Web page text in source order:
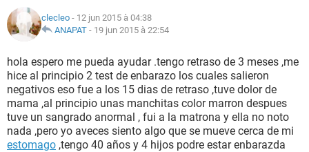
NUTRICIÓN
BIENESTAR
SEXUALIDAD
GLOSARIO
clecleo - 12 jun 2015 à 04:38
ANAPAT - 19 jun 2015 à 22:54
hola espero me pueda ayudar .tengo retraso de 3 meses ,me
hice al principio 2 test de enbarazo los cuales salieron
negativos eso fue a los 15 dias de retraso ,tuve dolor de
mama ,al principio unas manchitas color marron despues
tuve un sangrado anormal , fui a la matrona y ella no noto
nada ,pero yo aveces siento algo que se mueve cerca de mi
estomago ,tengo 40 años y 4 hijos podre estar enbarazda